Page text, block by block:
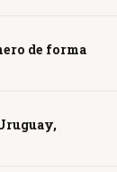
de forma